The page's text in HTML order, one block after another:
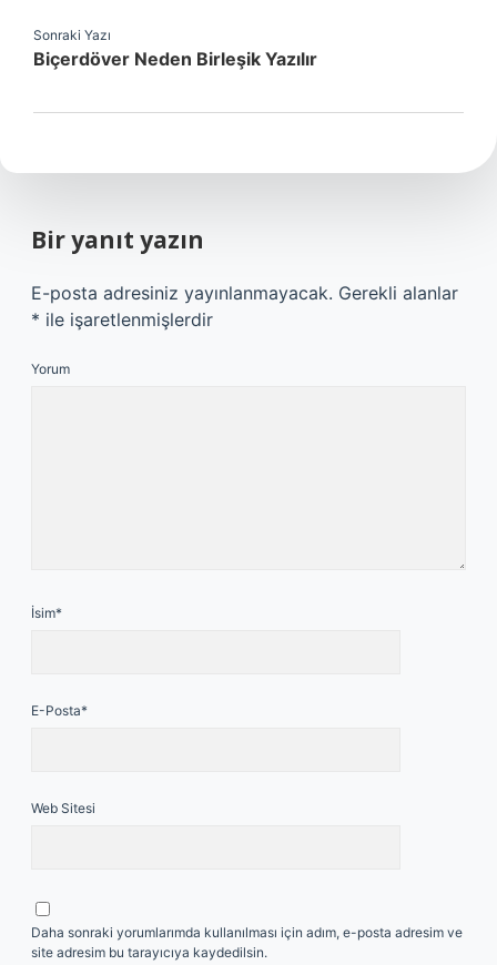
Sonraki Yazı
Biçerdöver Neden Birleşik Yazılır
Bir yanıt yazın
E-posta adresiniz yayınlanmayacak. Gerekli alanlar
* ile işaretlenmişlerdir
Yorum
İsim*
E-Posta*
Web Sitesi
Daha sonraki yorumlarımda kullanılması için adım, e-posta adresim ve
site adresim bu tarayıcıya kaydedilsin.